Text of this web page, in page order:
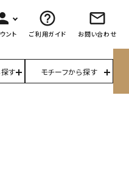
ント
help_outline
ご利用ガイド
mail_outline
お問い合わせ
す モチーフから探す